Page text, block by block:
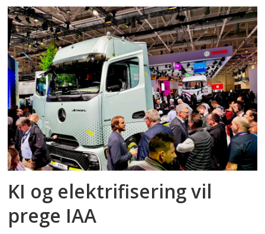
KI og elektrifisering vil
prege IAA